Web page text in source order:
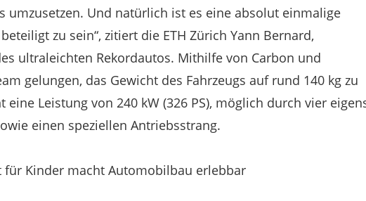
umzusetzen. Und natürlich ist es eine absolut einmalige
zu sein“, zitiert die ETH Zürich Yann Bernard,
ultraleichten Rekordautos. Mithilfe von Carbon und
gelungen, das Gewicht des Fahrzeugs auf rund 140 kg zu
eine Leistung von 240 kW (326 PS), möglich durch vier
einen speziellen Antriebsstrang.
für Kinder macht Automobilbau erlebbar